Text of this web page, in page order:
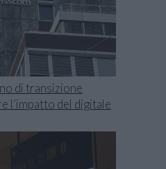
di transizione
l’impatto del digitale